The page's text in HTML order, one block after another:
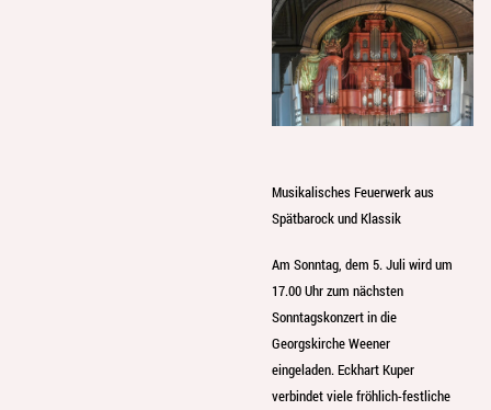
Musikalisches Feuerwerk aus
Spätbarock und Klassik
Am Sonntag, dem 5. Juli wird um
17.00 Uhr zum nächsten
Sonntagskonzert in die
Georgskirche Weener
eingeladen. Eckhart Kuper
verbindet viele fröhlich-festliche